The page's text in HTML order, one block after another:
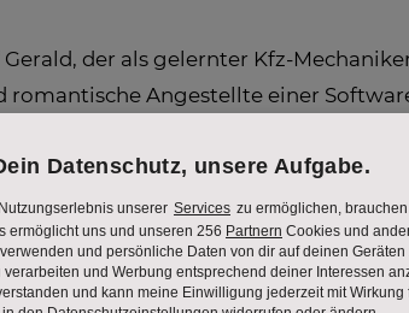
Gerald, der als gelernter Kfz-
Angestellte einer
mit süßem Sekt und Blumen
aus, der die meiste Zeit in der
dazugehören. Abgerundet wird
zum Beruf gemacht hat und